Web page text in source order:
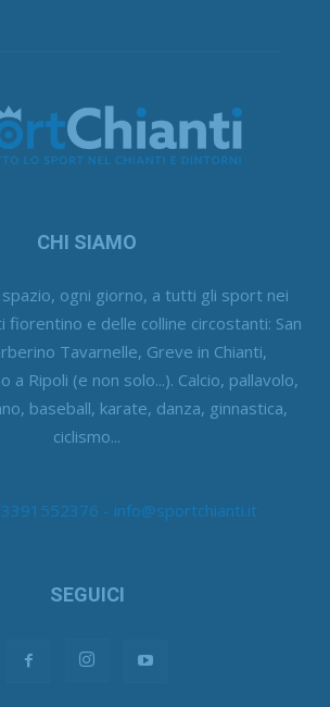
CHI SIAMO
ogni giorno, a tutti gli sport nei
fiorentino e delle colline circostanti: San
Tavarnelle, Greve in Chianti,
a Ripoli (e non solo...). Calcio, pallavolo,
baseball, karate, danza, ginnastica,
ciclismo...
3391552376 - info@sportchianti.it
SEGUICI